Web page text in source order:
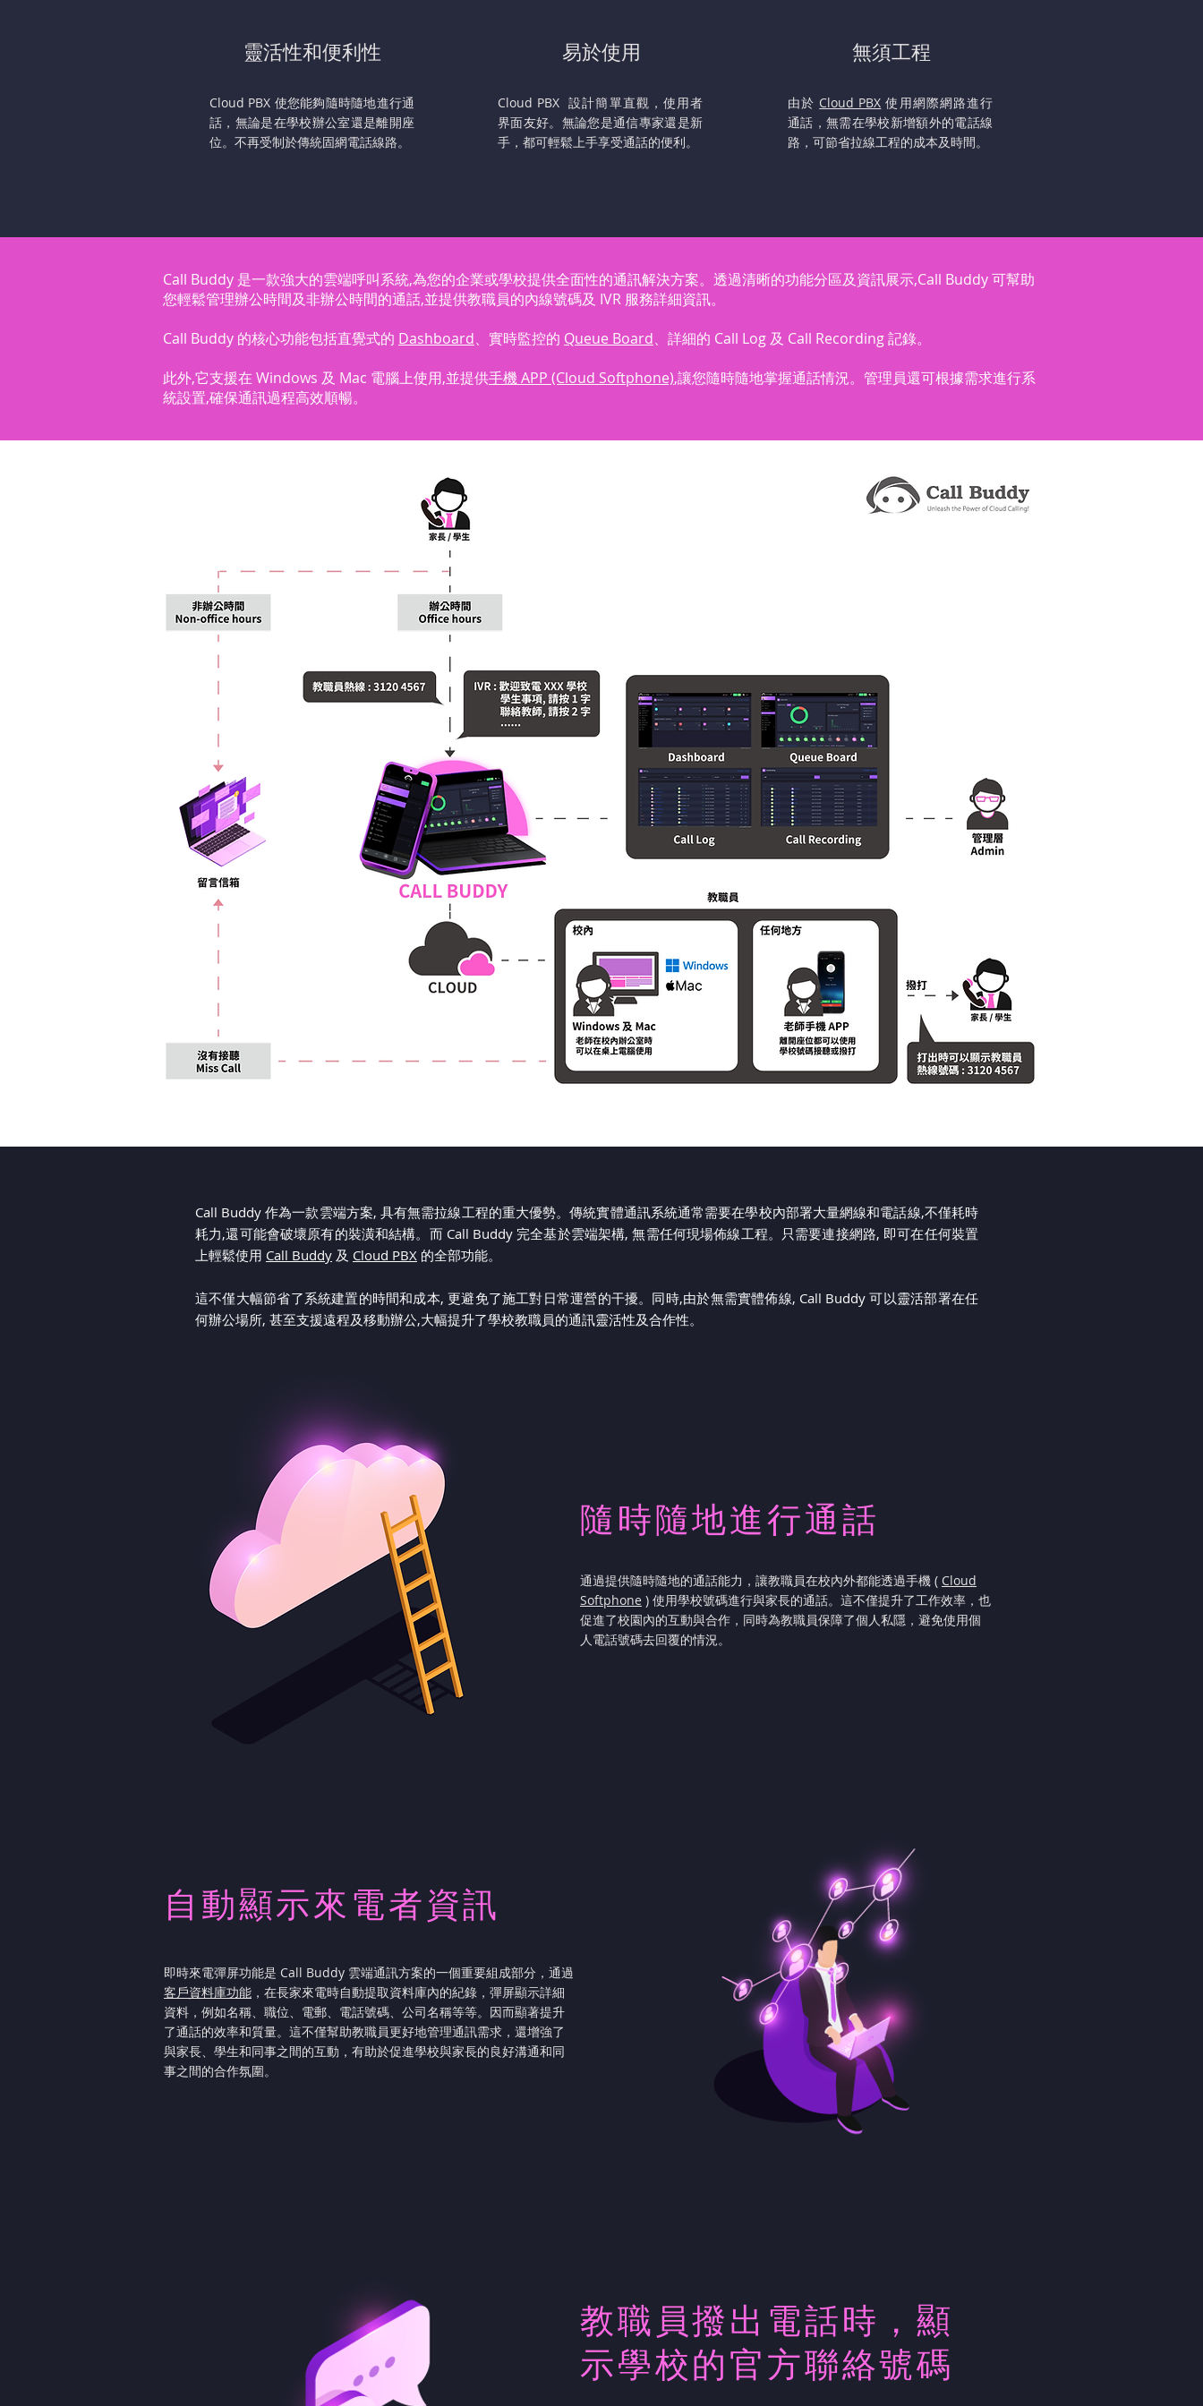
靈活性和便利性
Cloud PBX 使您能夠隨時隨地進行通
話，無論是在學校辦公室還是離開座
位。不再受制於傳統固網電話線路。
易於使用
Cloud PBX 設計簡單直觀，使用者
界面友好。無論您是通信專家還是新
手，都可輕鬆上手享受通話的便利。
無須工程
由於 Cloud PBX 使用網際網路進行
通話，無需在學校新增額外的電話線
路，可節省拉線工程的成本及時間。
Call Buddy 是一款強大的雲端呼叫系統,為您的企業或學校提供全面性的通訊解決方案。透過清晰的功能分區及資訊展示,Call Buddy 可幫助
您輕鬆管理辦公時間及非辦公時間的通話,並提供教職員的內線號碼及 IVR 服務詳細資訊。
Call Buddy 的核心功能包括直覺式的 Dashboard、實時監控的 Queue Board、詳細的 Call Log 及 Call Recording 記錄。
此外,它支援在 Windows 及 Mac 電腦上使用,並提供手機 APP (Cloud Softphone),讓您隨時隨地掌握通話情況。管理員還可根據需求進行系
統設置,確保通訊過程高效順暢。
Call Buddy 作為一款雲端方案, 具有無需拉線工程的重大優勢。傳統實體通訊系統通常需要在學校內部署大量網線和電話線,不僅耗時
耗力,還可能會破壞原有的裝潢和結構。而 Call Buddy 完全基於雲端架構, 無需任何現場佈線工程。只需要連接網路, 即可在任何裝置
上輕鬆使用 Call Buddy 及 Cloud PBX 的全部功能。
這不僅大幅節省了系統建置的時間和成本, 更避免了施工對日常運營的干擾。同時,由於無需實體佈線, Call Buddy 可以靈活部署在任
何辦公場所, 甚至支援遠程及移動辦公,大幅提升了學校教職員的通訊靈活性及合作性。
隨時隨地進行通話
通過提供隨時隨地的通話能力，讓教職員在校內外都能透過手機 ( Cloud
Softphone ) 使用學校號碼進行與家長的通話。這不僅提升了工作效率，也
促進了校園內的互動與合作，同時為教職員保障了個人私隱，避免使用個
人電話號碼去回覆的情況。
自動顯示來電者資訊
即時來電彈屏功能是 Call Buddy 雲端通訊方案的一個重要組成部分，通過
客戶資料庫功能 ，在長家來電時自動提取資料庫內的紀錄，彈屏顯示詳細
資料，例如名稱、職位、電郵、電話號碼、公司名稱等等。因而顯著提升
了通話的效率和質量。這不僅幫助教職員更好地管理通訊需求，還增強了
與家長、學生和同事之間的互動，有助於促進學校與家長的良好溝通和同
事之間的合作氛圍。
教職員撥出電話時，顯
示學校的官方聯絡號碼